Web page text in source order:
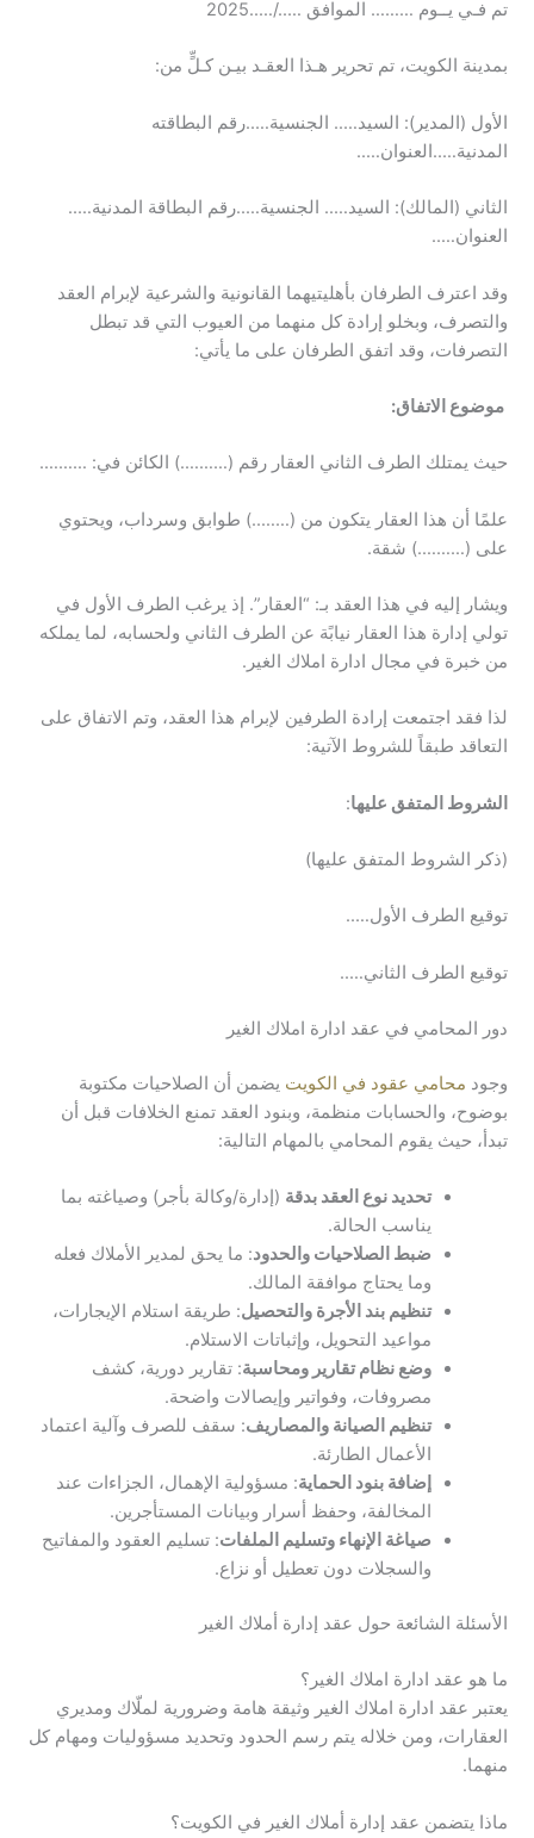
تم فـي يــوم ……… الموافق …../…..2025
بمدينة الكويت، تم تحرير هـذا العقـد بيـن كـلٍّ من:
الأول (المدير): السيد….. الجنسية…..رقم البطاقته
المدنية…..العنوان…..
الثاني (المالك): السيد….. الجنسية…..رقم البطاقة المدنية…..
العنوان…..
وقد اعترف الطرفان بأهليتيهما القانونية والشرعية لإبرام العقد
والتصرف، وبخلو إرادة كل منهما من العيوب التي قد تبطل
التصرفات، وقد اتفق الطرفان على ما يأتي:
موضوع الاتفاق:
حيث يمتلك الطرف الثاني العقار رقم (……….) الكائن في: ……….
علمًا أن هذا العقار يتكون من (……..) طوابق وسرداب، ويحتوي
على (……….) شقة.
ويشار إليه في هذا العقد بـ: “العقار”. إذ يرغب الطرف الأول في
تولي إدارة هذا العقار نيابًة عن الطرف الثاني ولحسابه، لما يملكه
من خبرة في مجال ادارة املاك الغير.
لذا فقد اجتمعت إرادة الطرفين لإبرام هذا العقد، وتم الاتفاق على
التعاقد طبقاً للشروط الآتية:
الشروط المتفق عليها:
(ذكر الشروط المتفق عليها)
توقيع الطرف الأول…..
توقيع الطرف الثاني…..
دور المحامي في عقد ادارة املاك الغير
وجود محامي عقود في الكويت يضمن أن الصلاحيات مكتوبة
بوضوح، والحسابات منظمة، وبنود العقد تمنع الخلافات قبل أن
تبدأ، حيث يقوم المحامي بالمهام التالية:
تحديد نوع العقد بدقة (إدارة/وكالة بأجر) وصياغته بما
يناسب الحالة.
ضبط الصلاحيات والحدود: ما يحق لمدير الأملاك فعله
وما يحتاج موافقة المالك.
تنظيم بند الأجرة والتحصيل: طريقة استلام الإيجارات،
مواعيد التحويل، وإثباتات الاستلام.
وضع نظام تقارير ومحاسبة: تقارير دورية، كشف
مصروفات، وفواتير وإيصالات واضحة.
تنظيم الصيانة والمصاريف: سقف للصرف وآلية اعتماد
الأعمال الطارئة.
إضافة بنود الحماية: مسؤولية الإهمال، الجزاءات عند
المخالفة، وحفظ أسرار وبيانات المستأجرين.
صياغة الإنهاء وتسليم الملفات: تسليم العقود والمفاتيح
والسجلات دون تعطيل أو نزاع.
الأسئلة الشائعة حول عقد إدارة أملاك الغير
ما هو عقد ادارة املاك الغير؟
يعتبر عقد ادارة املاك الغير وثيقة هامة وضرورية لملّاك ومديري
العقارات، ومن خلاله يتم رسم الحدود وتحديد مسؤوليات ومهام كل
منهما.
ماذا يتضمن عقد إدارة أملاك الغير في الكويت؟